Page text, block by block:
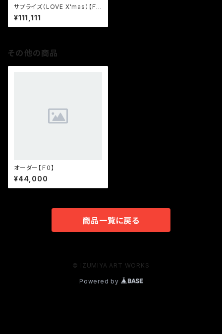
サプライズ（LOVE X'mas）【Ｆ
０】
¥111,111
その他の商品
オーダー【Ｆ０】
¥44,000
商品一覧に戻る
© IZUMIYA ART WORKS
Powered by